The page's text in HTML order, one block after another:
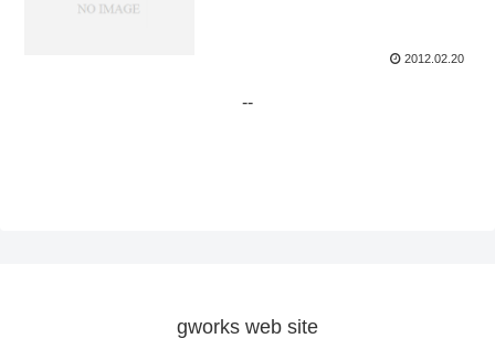
2012.02.20
--
gworks web site